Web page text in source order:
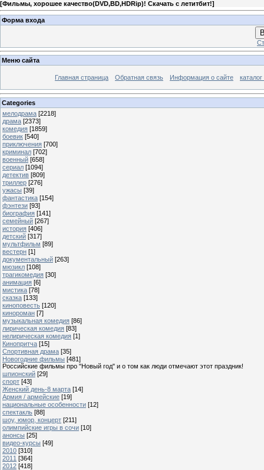
[Фильмы, хорошее качество(DVD,BD,HDRip)! Скачать с летитбит!]
Форма входа
Меню сайта
Главная страница Обратная связь Информация о сайте
Categories
мелодрама [2218]
драма [2373]
комедия [1859]
боевик [540]
приключения [700]
криминал [702]
военный [658]
сериал [1094]
детектив [809]
триллер [276]
ужасы [39]
фантастика [154]
фэнтези [93]
биография [141]
семейный [267]
история [406]
детский [317]
мультфильм [89]
вестерн [1]
документальный [263]
мюзикл [108]
трагикомедия [30]
анимация [6]
мистика [78]
сказка [133]
киноповесть [120]
кинороман [7]
музыкальная комедия [86]
лирическая комедия [83]
нелирическая комедия [1]
Кинопритча [15]
Спортивная драма [35]
Новогодние фильмы [481]
Российские фильмы про "Новый год" и о том как люди отмечают этот праздник!
шпионский [29]
спорт [43]
Женский день-8 марта [14]
Армия / армейские [19]
национальные особенности [12]
спектакль [88]
шоу, юмор, концерт [211]
олимпийские игры в сочи [10]
анонсы [25]
видео-курсы [49]
2010 [310]
2011 [364]
2012 [418]